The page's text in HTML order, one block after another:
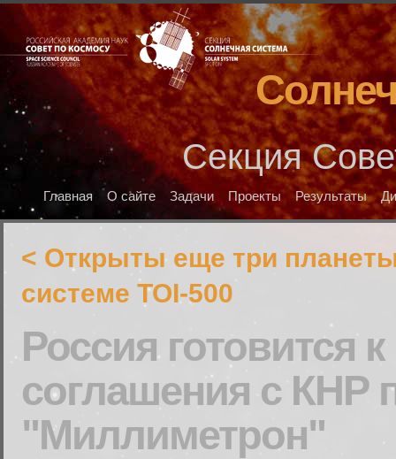
Секция
Главная О сайте Задачи Проекты Результаты
< Открыты еще три
системе TOI-500
Россия готовится
соглашения с КНР
"Миллиметрон"